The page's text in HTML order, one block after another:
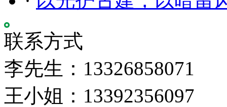
联系方式
李先生：13326858071
王小姐：13392356097